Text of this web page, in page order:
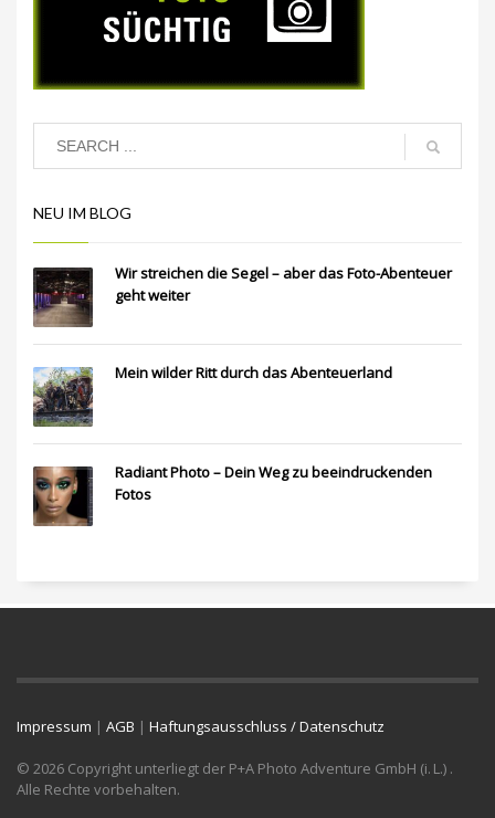
NEU IM BLOG
Wir streichen die Segel – aber das Foto-Abenteuer
geht weiter
Mein wilder Ritt durch das Abenteuerland
Radiant Photo – Dein Weg zu beeindruckenden
Fotos
Impressum | AGB | Haftungsausschluss / Datenschutz
© 2026 Copyright unterliegt der P+A Photo Adventure GmbH (i. L.) .
Alle Rechte vorbehalten.